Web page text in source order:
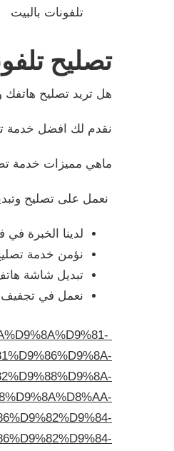
تلفونات بالبيت
تصليح
هل تريد تصليح
نقدم لك افضل خدمة
ماهي مميزات خدمة
نعمل على تصليح
لدينا الخبرة
نؤمن خدمة
تبديل شاشة
نعمل في تجفيف